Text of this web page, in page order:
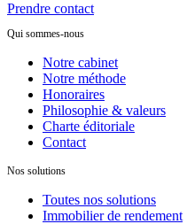
Prendre contact
Qui sommes-nous
Notre cabinet
Notre méthode
Honoraires
Philosophie & valeurs
Charte éditoriale
Contact
Nos solutions
Toutes nos solutions
Immobilier de rendement